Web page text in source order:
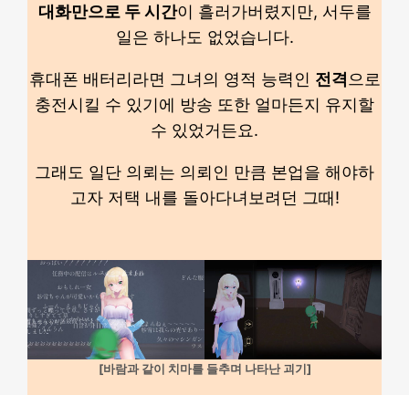
대화만으로 두 시간이 흘러가버렸지만, 서두를
일은 하나도 없었습니다.
휴대폰 배터리라면 그녀의 영적 능력인 전격 으로
충전시킬 수 있기에 방송 또한 얼마든지 유지할
수 있었거든요.
그래도 일단 의뢰는 의뢰인 만큼 본업을 해야하
고자 저택 내를 돌아다녀보려던 그때!
[바람과 같이 치마를 들추며 나타난 괴기]